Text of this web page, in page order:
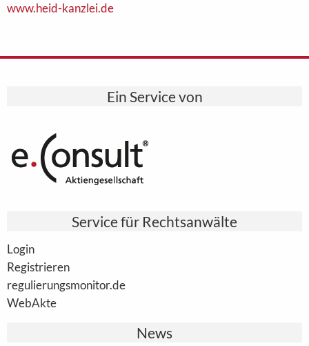
www.heid-kanzlei.de
Ein Service von
Service für Rechtsanwälte
Login
Registrieren
regulierungsmonitor.de
WebAkte
News